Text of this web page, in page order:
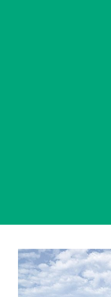
View
Larger
Image